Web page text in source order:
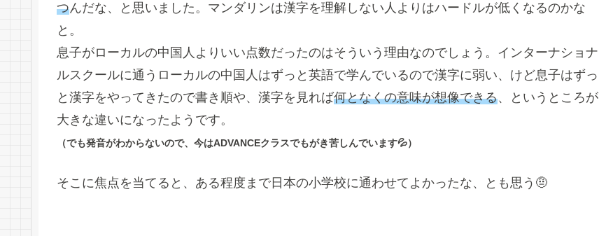
つんだな、と思いました。マンダリンは漢字を理解しない人よりはハードルが低くなるのかな
と。
息子がローカルの中国人よりいい点数だったのはそういう理由なのでしょう。インターナショナ
ルスクールに通うローカルの中国人はずっと英語で学んでいるので漢字に弱い、けど息子はずっ
と漢字をやってきたので書き順や、漢字を見れば何となくの意味が想像できる、というところが
大きな違いになったようです。
（でも発音がわからないので、今はADVANCEクラスでもがき苦しんでいます💦）
そこに焦点を当てると、ある程度まで日本の小学校に通わせてよかったな、とも思う🤨